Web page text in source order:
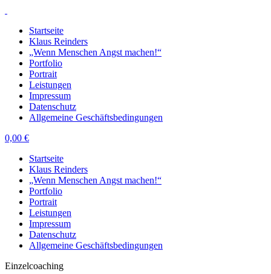
Startseite
Klaus Reinders
„Wenn Menschen Angst machen!“
Portfolio
Portrait
Leistungen
Impressum
Datenschutz
Allgemeine Geschäftsbedingungen
0,00 €
Startseite
Klaus Reinders
„Wenn Menschen Angst machen!“
Portfolio
Portrait
Leistungen
Impressum
Datenschutz
Allgemeine Geschäftsbedingungen
Einzelcoaching